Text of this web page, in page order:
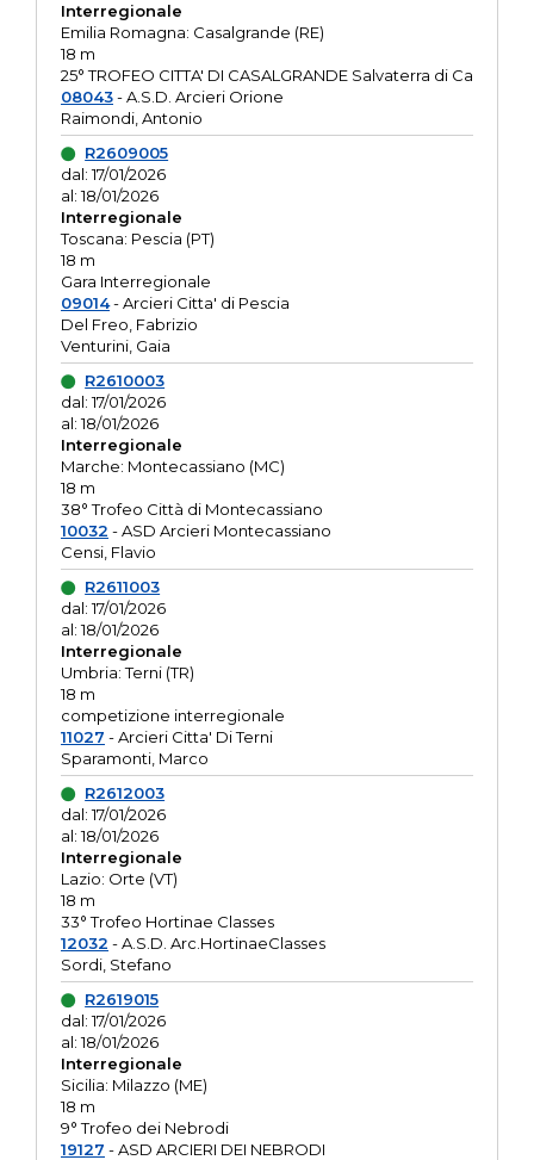
Interregionale
Emilia Romagna: Casalgrande (RE)
18 m
25° TROFEO CITTA' DI CASALGRANDE Salvaterra di Ca
08043- A.S.D. Arcieri Orione
Raimondi, Antonio
R2609005
dal: 17/01/2026
al: 18/01/2026
Interregionale
Toscana: Pescia (PT)
18 m
Gara Interregionale
09014- Arcieri Citta' di Pescia
Del Freo, Fabrizio
Venturini, Gaia
R2610003
dal: 17/01/2026
al: 18/01/2026
Interregionale
Marche: Montecassiano (MC)
18 m
38° Trofeo Città di Montecassiano
10032 - ASD Arcieri Montecassiano
Censi, Flavio
R2611003
dal: 17/01/2026
al: 18/01/2026
Interregionale
Umbria: Terni (TR)
18 m
competizione interregionale
11027 - Arcieri Citta' Di Terni
Sparamonti, Marco
R2612003
dal: 17/01/2026
al: 18/01/2026
Interregionale
Lazio: Orte (VT)
18 m
33° Trofeo Hortinae Classes
12032 - A.S.D. Arc.HortinaeClasses
Sordi, Stefano
R2619015
dal: 17/01/2026
al: 18/01/2026
Interregionale
Sicilia: Milazzo (ME)
18 m
9° Trofeo dei Nebrodi
19127 - ASD ARCIERI DEI NEBRODI